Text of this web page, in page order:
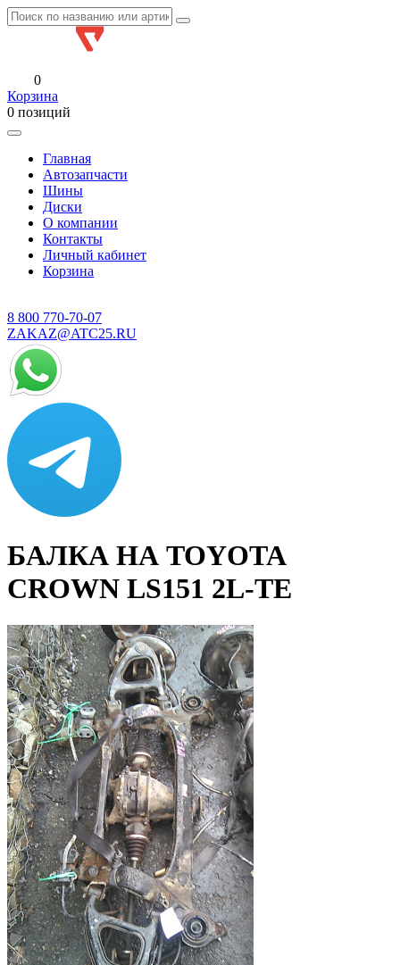
0
Корзина
0 позиций
Главная
Автозапчасти
Шины
Диски
О компании
Контакты
Личный кабинет
Корзина
8 800 770-70-07
ZAKAZ@ATC25.RU
БАЛКА НА TOYOTA
CROWN LS151 2L-TE